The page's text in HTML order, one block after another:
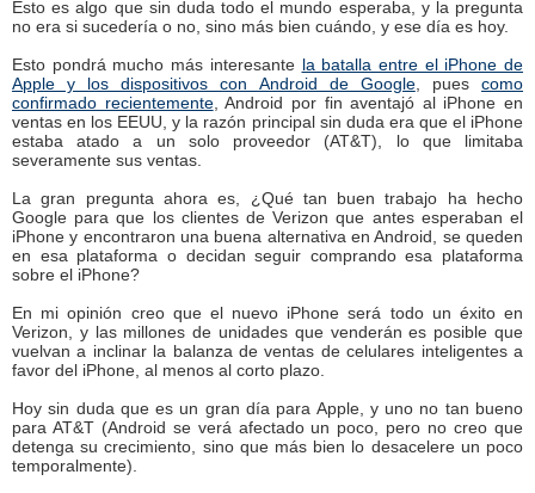
Esto es algo que sin duda todo el mundo esperaba, y la pregunta
no era si sucedería o no, sino más bien cuándo, y ese día es hoy.
Esto pondrá mucho más interesante la batalla entre el iPhone de
Apple y los dispositivos con Android de Google, puescomo
confirmado recientemente, Android por fin aventajó al iPhone en
ventas en los EEUU, y la razón principal sin duda era que el iPhone
estaba atado a un solo proveedor (AT&T), lo que limitaba
severamente sus ventas.
La gran pregunta ahora es, ¿Qué tan buen trabajo ha hecho
Google para que los clientes de Verizon que antes esperaban el
iPhone y encontraron una buena alternativa en Android, se queden
en esa plataforma o decidan seguir comprando esa plataforma
sobre el iPhone?
En mi opinión creo que el nuevo iPhone será todo un éxito en
Verizon, y las millones de unidades que venderán es posible que
vuelvan a inclinar la balanza de ventas de celulares inteligentes a
favor del iPhone, al menos al corto plazo.
Hoy sin duda que es un gran día para Apple, y uno no tan bueno
para AT&T (Android se verá afectado un poco, pero no creo que
detenga su crecimiento, sino que más bien lo desacelere un poco
temporalmente).